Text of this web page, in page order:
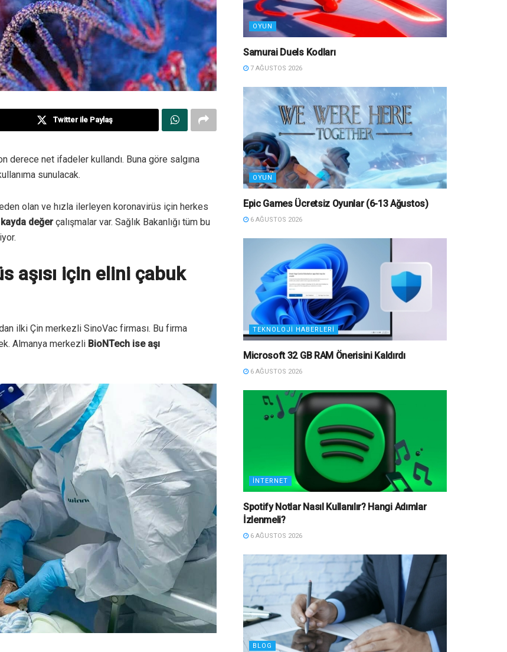
Twitter ile Paylaş
derece net ifadeler kullandı. Buna göre salgına
sunulacak.
olan ve hızla ilerleyen koronavirüs için herkes
değerçalışmalar var. Sağlık Bakanlığı tüm bu
aşısı için elini çabuk
ilki Çin merkezli SinoVac firması. Bu firma
Almanya merkezli BioNTech ise aşı
OYUN
Samurai Duels Kodları
7 AĞUSTOS 2026
OYUN
Epic Games Ücretsiz Oyunlar (6-13 Ağustos)
6 AĞUSTOS 2026
TEKNOLOJI HABERLERI
Microsoft 32 GB RAM Önerisini Kaldırdı
6 AĞUSTOS 2026
İNTERNET
Spotify Notlar Nasıl Kullanılır? Hangi Adımlar
İzlenmeli?
6 AĞUSTOS 2026
BLOG